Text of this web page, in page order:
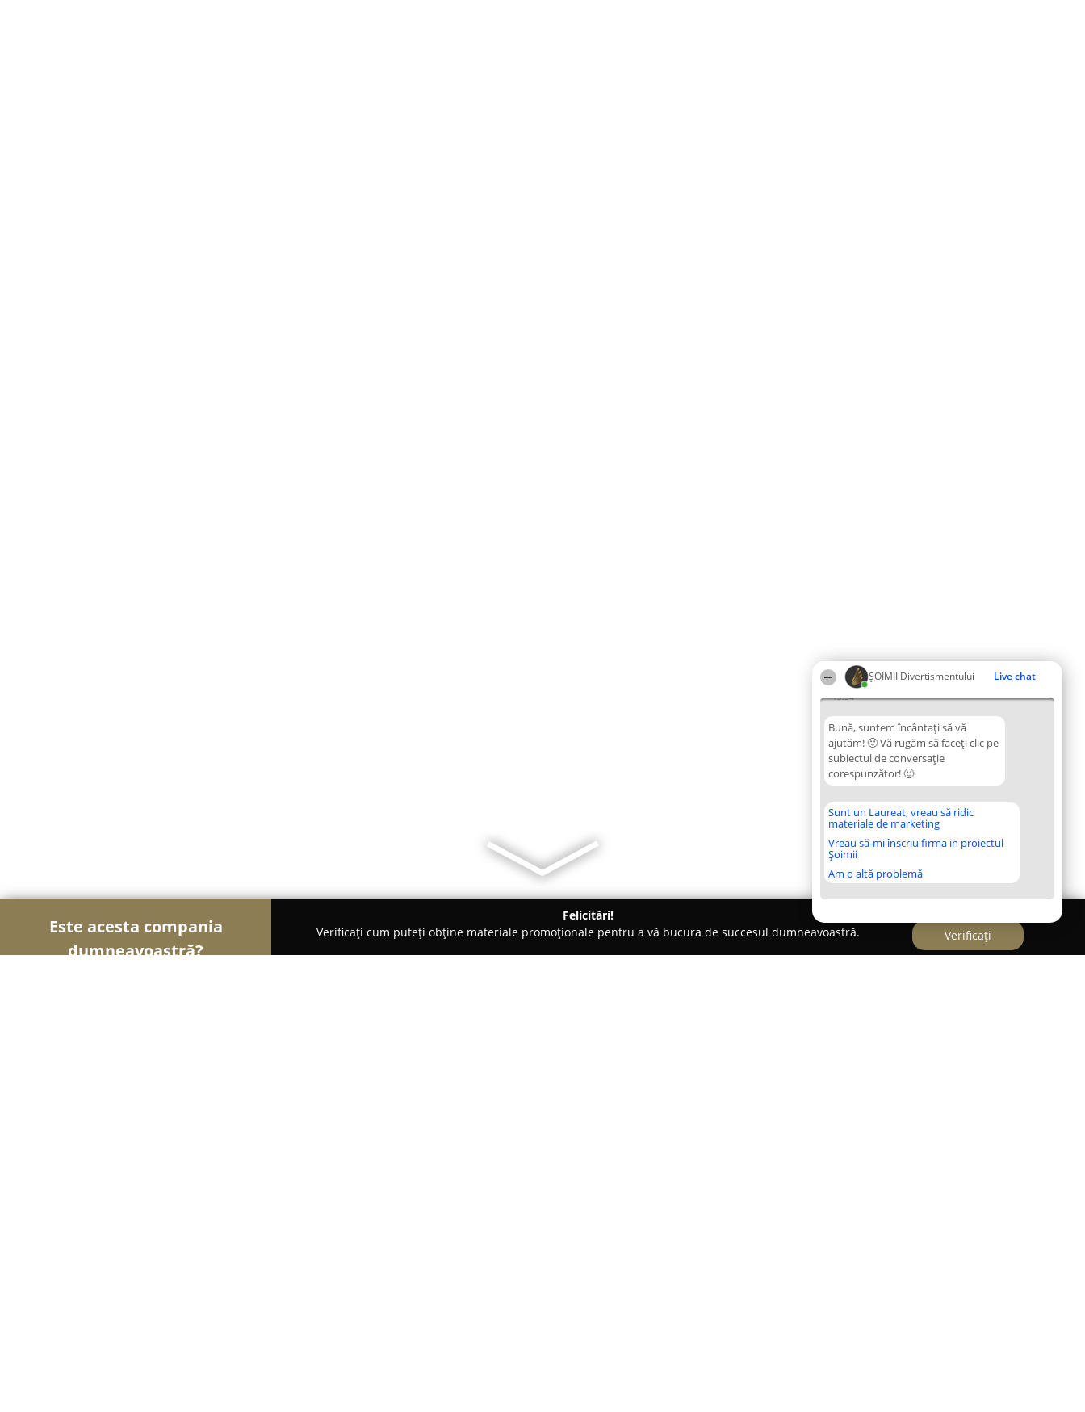
ŞOIMII Divertismentului Live chat
13:54
Bună, suntem încântați să vă
ajutăm! 🙂 Vă rugăm să faceți clic pe
subiectul de conversație
corespunzător! 🙂
Sunt un Laureat, vreau să ridic
materiale de marketing
Vreau să-mi înscriu firma in proiectul
Șoimii
Am o altă problemă
Este acesta compania
dumneavoastră?
Felicitări!
Verificați cum puteți obține materiale promoționale pentru a vă bucura de succesul dumneavoastră.
Verificați